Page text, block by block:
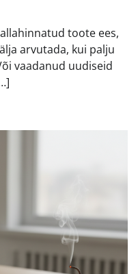
toote ees,
arvutada, kui palju
vaadanud uudiseid